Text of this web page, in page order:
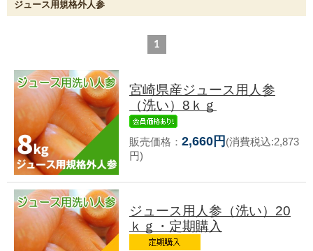
ジュース用規格外人参
1
宮崎県産ジュース用人参
（洗い）8ｋｇ
販売価格： 2,660円 (消費税込:2,873
円)
ジュース用人参（洗い）20
ｋｇ・定期購入